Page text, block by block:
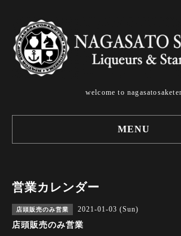
welcome to
MENU
営業カレンダー
店頭販売のみ営業 2021-01-03 (Sun)
店頭販売のみ営業